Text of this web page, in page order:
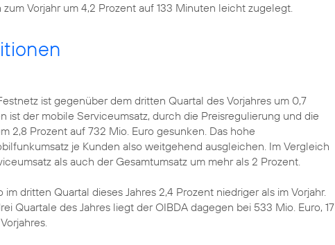
Vorjahr um 4,2 Prozent auf 133 Minuten leicht zugelegt.
ist gegenüber dem dritten Quartal des Vorjahres um 0,7
ist der mobile Serviceumsatz, durch die Preisregulierung und die
2,8 Prozent auf 732 Mio. Euro gesunken. Das hohe
je Kunden also weitgehend ausgleichen. Im Vergleich
als auch der Gesamtumsatz um mehr als 2 Prozent.
dritten Quartal dieses Jahres 2,4 Prozent niedriger als im Vorjahr.
Quartale des Jahres liegt der OIBDA dagegen bei 533 Mio. Euro, 17